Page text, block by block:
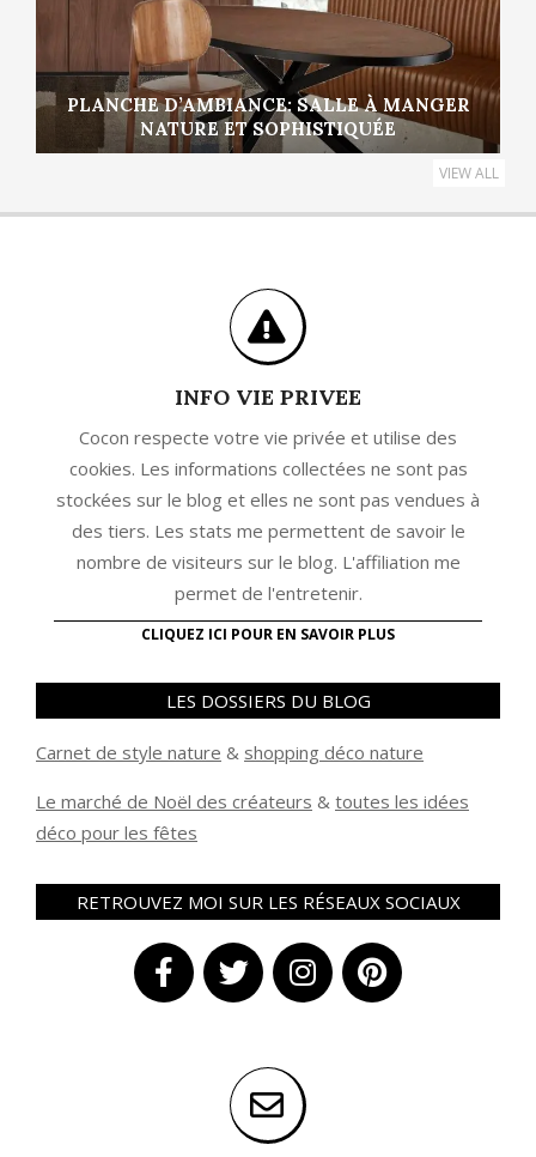
PLANCHE D’AMBIANCE: SALLE À MANGER
NATURE ET SOPHISTIQUÉE
VIEW ALL
INFO VIE PRIVEE
Cocon respecte votre vie privée et utilise des
cookies. Les informations collectées ne sont pas
stockées sur le blog et elles ne sont pas vendues à
des tiers. Les stats me permettent de savoir le
nombre de visiteurs sur le blog. L'affiliation me
permet de l'entretenir.
CLIQUEZ ICI POUR EN SAVOIR PLUS
LES DOSSIERS DU BLOG
Carnet de style nature & shopping déco nature
Le marché de Noël des créateurs & toutes les idées
déco pour les fêtes
RETROUVEZ MOI SUR LES RÉSEAUX SOCIAUX